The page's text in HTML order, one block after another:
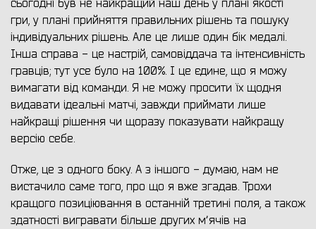
сьогодні був не найкращий наш день у плані якості
гри, у плані прийняття правильних рішень та пошуку
індивідуальних рішень. Але це лише один бік медалі.
Інша справа - це настрій, самовіддача та інтенсивність
гравців; тут усе було на 100%. І це єдине, що я можу
вимагати від команди. Я не можу просити їх щодня
видавати ідеальні матчі, завжди приймати лише
найкращі рішення чи щоразу показувати найкращу
версію себе.
Отже, це з одного боку. А з іншого - думаю, нам не
вистачило саме того, про що я вже згадав. Трохи
кращого позиціювання в останній третині поля, а також
здатності вигравати більше других мʼячів на